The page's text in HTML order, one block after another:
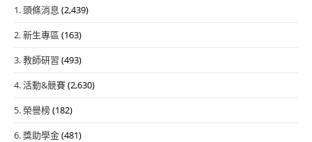
1. 頭條消息 (2,439)
2. 新生專區 (163)
3. 教師研習 (493)
4. 活動&競賽(2,630)
5. 榮譽榜(182)
6. 獎助學金(481)